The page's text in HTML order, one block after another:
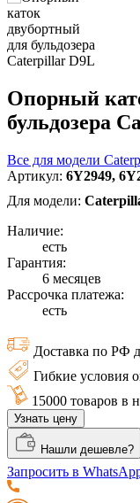
Опорный
бульдозера
Все для модели
Артикул: 6Y2949,
Для модели:
Наличие:
есть
Гарантия:
6 месяцев
Рассрочка платежа:
есть
Доставка по РФ
Гибкие условия
15000 товаров в
Узнать цену
Нашли дешевле?
Запросить в